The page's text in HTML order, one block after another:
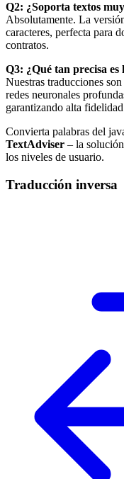
Q2: ¿Soporta textos
Absolutamente. La
caracteres, perfecta para
contratos.
Q3: ¿Qué tan precisa
Nuestras traducciones
redes neuronales
garantizando alta
Convierta palabras del
TextAdviser – la
los niveles de usuario.
Traducción inversa